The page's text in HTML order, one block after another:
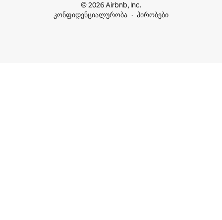
© 2026 Airbnb, Inc.
კონფიდენციალურობა
პირობები